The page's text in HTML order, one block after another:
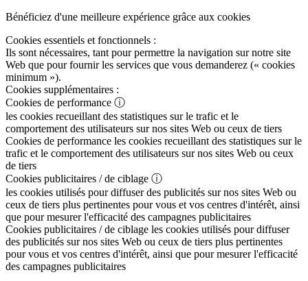
Bénéficiez d'une meilleure expérience grâce aux cookies
Cookies essentiels et fonctionnels :
Ils sont nécessaires, tant pour permettre la navigation sur notre site
Web que pour fournir les services que vous demanderez (« cookies
minimum »).
Cookies supplémentaires :
Cookies de performance ⓘ
les cookies recueillant des statistiques sur le trafic et le
comportement des utilisateurs sur nos sites Web ou ceux de tiers
Cookies de performance les cookies recueillant des statistiques sur le
trafic et le comportement des utilisateurs sur nos sites Web ou ceux
de tiers
Cookies publicitaires / de ciblage ⓘ
les cookies utilisés pour diffuser des publicités sur nos sites Web ou
ceux de tiers plus pertinentes pour vous et vos centres d'intérêt, ainsi
que pour mesurer l'efficacité des campagnes publicitaires
Cookies publicitaires / de ciblage les cookies utilisés pour diffuser
des publicités sur nos sites Web ou ceux de tiers plus pertinentes
pour vous et vos centres d'intérêt, ainsi que pour mesurer l'efficacité
des campagnes publicitaires